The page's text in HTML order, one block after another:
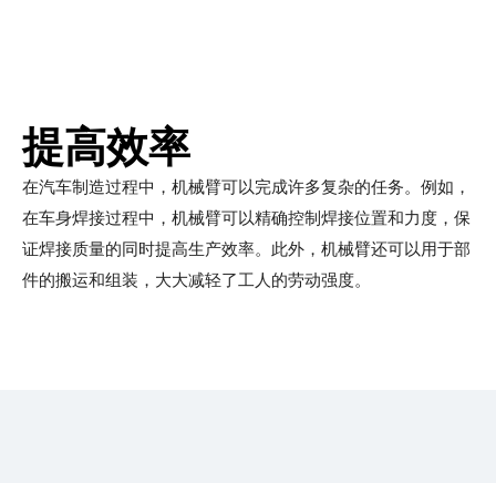
提高效率
在汽车制造过程中，机械臂可以完成许多复杂的任务。例如，
在车身焊接过程中，机械臂可以精确控制焊接位置和力度，保
证焊接质量的同时提高生产效率。此外，机械臂还可以用于部
件的搬运和组装，大大减轻了工人的劳动强度。